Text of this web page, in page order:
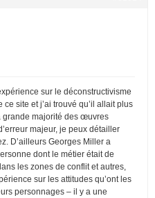
sur le déconstructivisme
site et j’ai trouvé qu’il allait plus
grande majorité des œuvres
majeur, je peux détailler
D’ailleurs Georges Miller a
dont le métier était de
les zones de conflit et autres,
sur les attitudes qu’ont les
personnages – il y a une